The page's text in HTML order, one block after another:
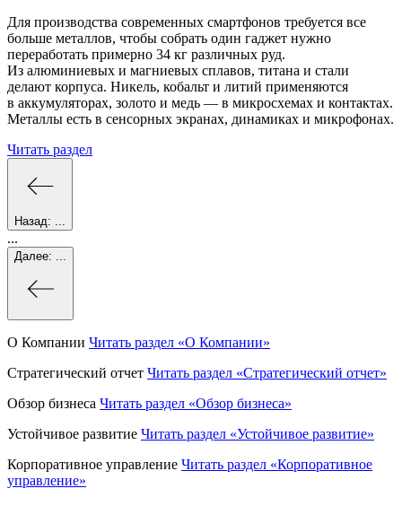
Для производства современных смартфонов требуется все
больше металлов, чтобы собрать один гаджет нужно
переработать примерно 34 кг различных руд.
Из алюминиевых и магниевых сплавов, титана и стали
делают корпуса. Никель, кобальт и литий применяются
в аккумуляторах, золото и медь — в микросхемах и контактах.
Металлы есть в сенсорных экранах, динамиках и микрофонах.
Читать раздел
Назад:
...
Далее:
О Компании Читать раздел «О Компании»
Стратегический отчет Читать раздел «Стратегический отчет»
Обзор бизнеса Читать раздел «Обзор бизнеса»
Устойчивое развитие Читать раздел «Устойчивое развитие»
Корпоративное управление Читать раздел «Корпоративное
управление»